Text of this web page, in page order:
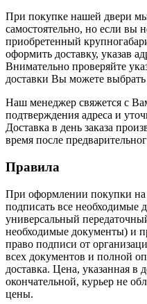
При покупке нашей двери мы
самостоятельно, но если вы
приобретенный
оформить доставку, указав
Внимательно проверяйте
доставки Вы можете
Наш менеджер свяжется с
подтверждения адреса и
Доставка в день заказа
время после
Правила
При оформлении покупки
подписать все необходимые
универсальный
необходимые документы) и
право подписи от
всех документов и полной
доставка. Цена, указанная в
окончательной, курьер не
цены.